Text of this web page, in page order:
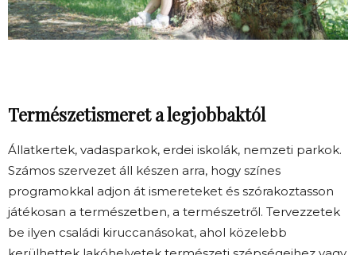
Természetismeret a legjobbaktól
Állatkertek, vadasparkok, erdei iskolák, nemzeti parkok.
Számos szervezet áll készen arra, hogy színes
programokkal adjon át ismereteket és szórakoztasson
játékosan a természetben, a természetről. Tervezzetek
be ilyen családi kiruccanásokat, ahol közelebb